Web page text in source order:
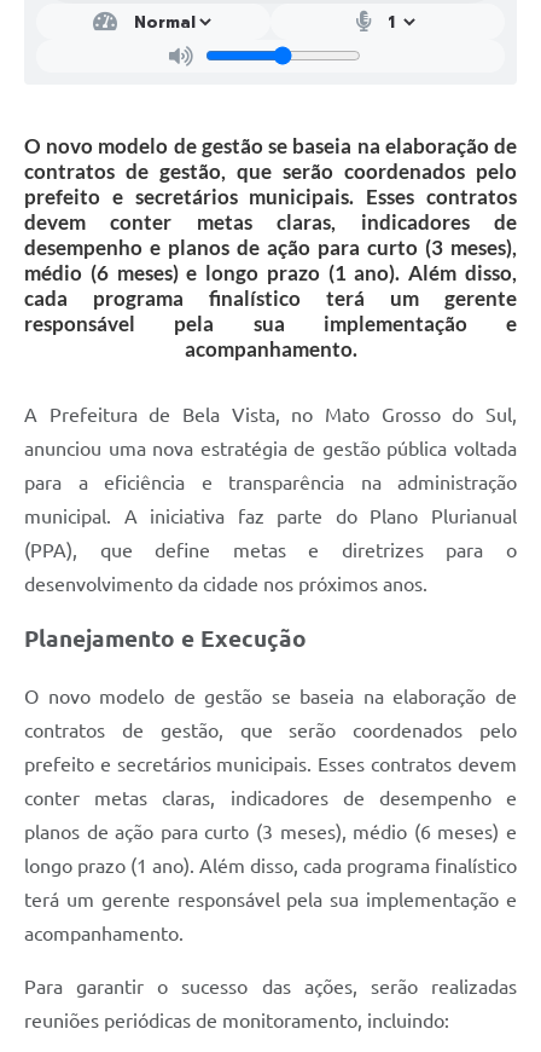
O novo modelo de gestão se baseia na elaboração de
contratos de gestão, que serão coordenados pelo
prefeito e secretários municipais. Esses contratos
devem conter metas claras, indicadores de
desempenho e planos de ação para curto (3 meses),
médio (6 meses) e longo prazo (1 ano). Além disso,
cada programa finalístico terá um gerente
responsável pela sua implementação e
acompanhamento.
A Prefeitura de Bela Vista, no Mato Grosso do Sul,
anunciou uma nova estratégia de gestão pública voltada
para a eficiência e transparência na administração
municipal. A iniciativa faz parte do Plano Plurianual
(PPA), que define metas e diretrizes para o
desenvolvimento da cidade nos próximos anos.
Planejamento e Execução
O novo modelo de gestão se baseia na elaboração de
contratos de gestão, que serão coordenados pelo
prefeito e secretários municipais. Esses contratos devem
conter metas claras, indicadores de desempenho e
planos de ação para curto (3 meses), médio (6 meses) e
longo prazo (1 ano). Além disso, cada programa finalístico
terá um gerente responsável pela sua implementação e
acompanhamento.
Para garantir o sucesso das ações, serão realizadas
reuniões periódicas de monitoramento, incluindo: